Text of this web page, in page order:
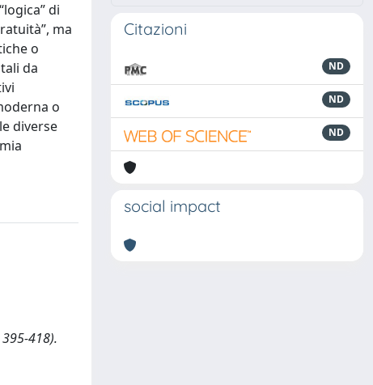
di
ma
o
da
o
diverse
418).
Citazioni
ND
ND
ND
social impact